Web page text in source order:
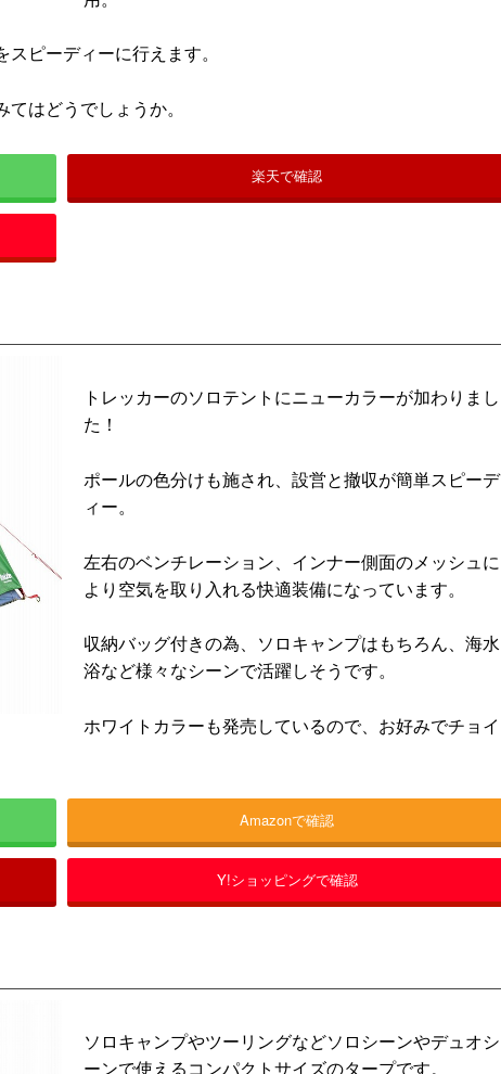
ピーディーに行えます。
はどうでしょうか。
楽天で確認
トレッカーのソロテントにニューカラーが加わりまし
た！
ポールの色分けも施され、設営と撤収が簡単スピーデ
ィー。
左右のベンチレーション、インナー側面のメッシュに
より空気を取り入れる快適装備になっています。
収納バッグ付きの為、ソロキャンプはもちろん、海水
浴など様々なシーンで活躍しそうです。
ホワイトカラーも発売しているので、お好みでチョイ
Amazonで確認
Y!ショッピングで確認
ソロキャンプやツーリングなどソロシーンやデュオシ
ーンで使えるコンパクトサイズのタープです。